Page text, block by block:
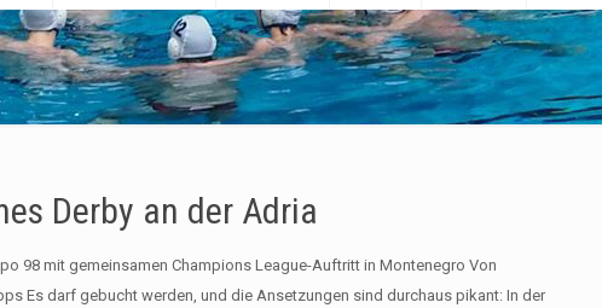
Derby an der Adria
98 mit gemeinsamen Champions League-Auftritt in Montenegro Von
Es darf gebucht werden, und die Ansetzungen sind durchaus pikant: In der